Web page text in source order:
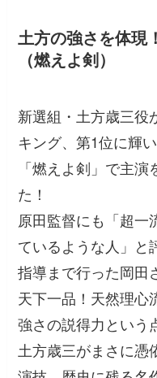
土方の強さを体現
（燃えよ剣）
新選組・土方歳三役
キング、第1位に輝
「燃えよ剣」で主
た！
原田監督にも「超一
ているような人」と
指導まで行った岡田
天下一品！天然理心
強さの説得力という
土方歳三がまさに憑